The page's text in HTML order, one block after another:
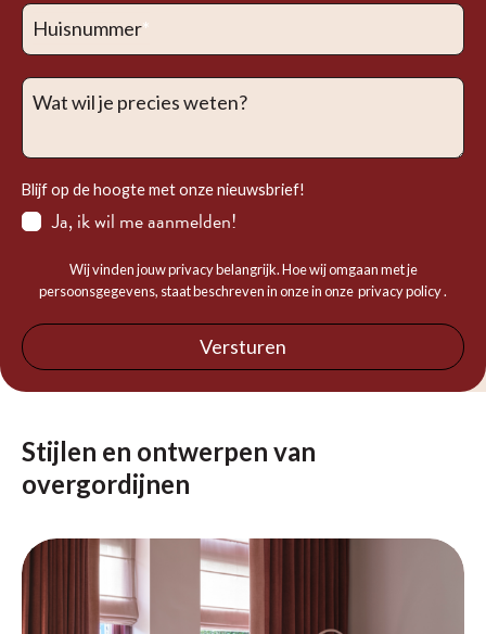
Huisnummer*
Wat wil je precies weten?
Blijf op de hoogte met onze nieuwsbrief!
Ja, ik wil me aanmelden!
Wij vinden jouw privacy belangrijk. Hoe wij omgaan met je
persoonsgegevens, staat beschreven in onze in onze privacy policy.
Versturen
Stijlen en ontwerpen van
overgordijnen